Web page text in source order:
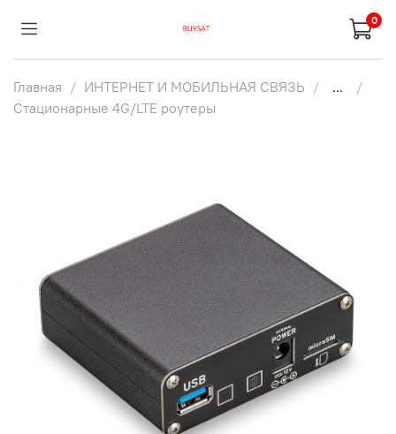
0
Главная ИНТЕРНЕТ И МОБИЛЬНАЯ СВЯЗЬ
...
Стационарные 4G/LTE роутеры